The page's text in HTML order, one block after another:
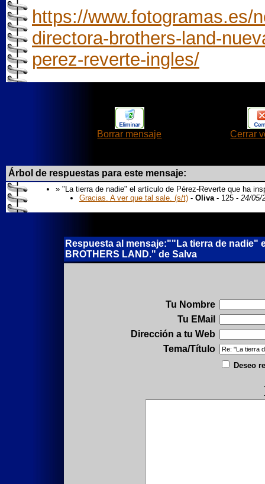
https://www.fotogramas.es/
directora-brothers-land-
perez-reverte-ingles/
Borrar mensaje Cerrar
Árbol de respuestas para este mensaje:
» "La tierra de nadie" el artículo de Pérez-Reverte que ha
Gracias. A ver que tal sale. (s/t) - Oliva- 125 - 24/05/
Respuesta al mensaje:""La tierra de nadie"
BROTHERS LAND." de Salva
Tu Nombre
Tu EMail
Dirección a tu Web
Tema/Título
Deseo